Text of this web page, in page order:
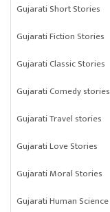
Gujarati Short Stories
Gujarati Fiction Stories
Gujarati Classic Stories
Gujarati Comedy stories
Gujarati Travel stories
Gujarati Love Stories
Gujarati Moral Stories
Gujarati Human Science